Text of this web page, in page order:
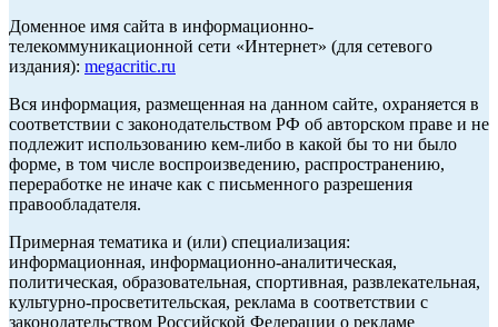
Доменное имя сайта в информационно-
телекоммуникационной сети «Интернет» (для сетевого
издания): megacritic.ru
Вся информация, размещенная на данном сайте, охраняется в
соответствии с законодательством РФ об авторском праве и не
подлежит использованию кем-либо в какой бы то ни было
форме, в том числе воспроизведению, распространению,
переработке не иначе как с письменного разрешения
правообладателя.
Примерная тематика и (или) специализация:
информационная, информационно-аналитическая,
политическая, образовательная, спортивная, развлекательная,
культурно-просветительская, реклама в соответствии с
законодательством Российской Федерации о рекламе